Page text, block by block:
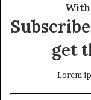
With
get
Lorem